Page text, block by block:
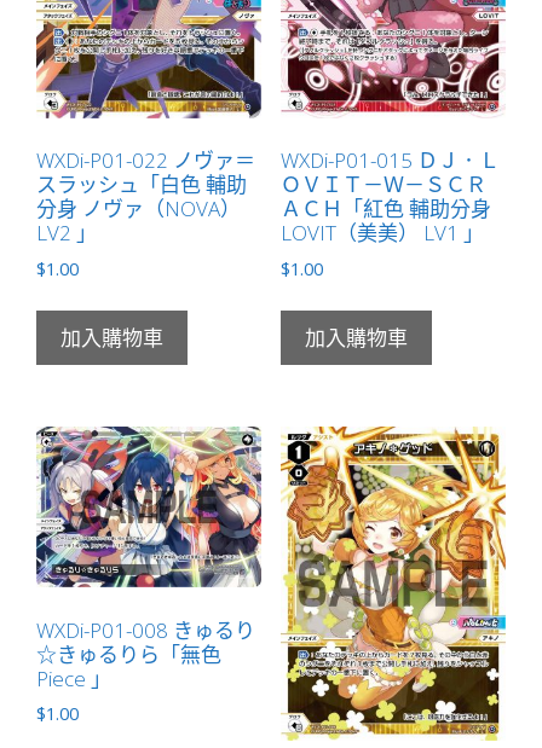
LB」
數
量
WXDi-P01-022 ノヴァ＝
スラッシュ「白色 輔助
分身 ノヴァ（NOVA）
LV2 」
$1.00
加入購物車
WXDi-P01-015 ＤＪ．Ｌ
ＯＶＩＴ－Ｗ－ＳＣＲ
ＡＣＨ「紅色 輔助分身
LOVIT（美美） LV1 」
$1.00
加入購物車
WXDi-P01-008 きゅるり
☆きゅるりら「無色
Piece 」
$1.00